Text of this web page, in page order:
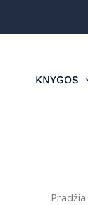
KNYGOS
Pradžia